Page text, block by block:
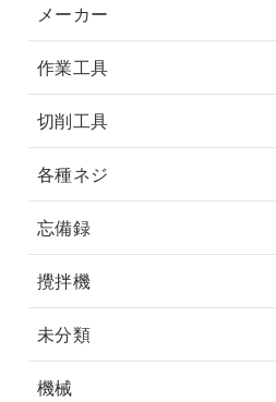
メーカー
作業工具
切削工具
各種ネジ
忘備録
攪拌機
未分類
機械